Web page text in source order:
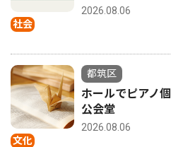
社会
2026.08.06
文化
都筑区
ホールでピアノ
公会堂
2026.08.06